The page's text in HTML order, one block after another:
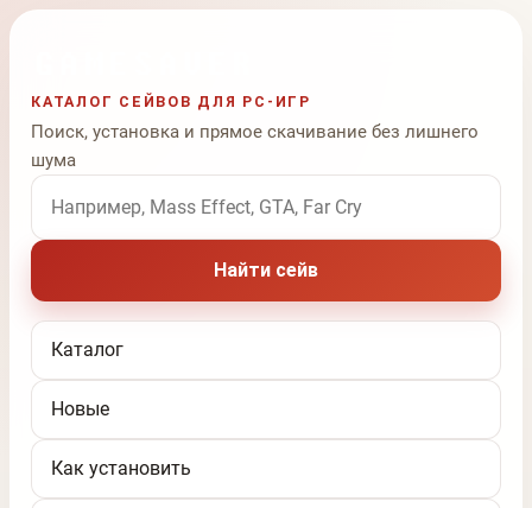
КАТАЛОГ СЕЙВОВ ДЛЯ PC-ИГР
Поиск, установка и прямое скачивание без лишнего
шума
Поиск по названию игры
Найти сейв
Каталог
Новые
Как установить